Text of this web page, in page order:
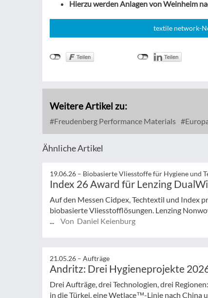
Hierzu werden Anlagen von Weinheim
textile network-
Weitere Artikel zu:
Freudenberg Performance Materials
Ähnliche Artikel
19.06.26 – Biobasierte Vliesstoffe für Hygiene und
Index 26 Award für Lenzing
Auf den Messen Cidpex, Techtextil und Index
biobasierte Vliesstofflösungen. Lenzing
...
Von Daniel Keienburg
21.05.26 – Aufträge
Andritz: Drei Hygieneprojekte
Drei Aufträge, drei Technologien, drei
in die Türkei, eine Wetlace™-Linie nach China